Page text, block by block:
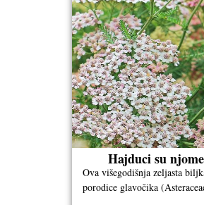
Hajduci su
Ova višegodišnja zeljasta
porodice glavočika